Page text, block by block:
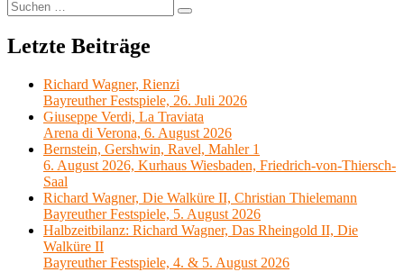
Suchen
nach:
Suchen
Letzte Beiträge
Richard Wagner, Rienzi
Bayreuther Festspiele, 26. Juli 2026
Giuseppe Verdi, La Traviata
Arena di Verona, 6. August 2026
Bernstein, Gershwin, Ravel, Mahler 1
6. August 2026, Kurhaus Wiesbaden, Friedrich-von-Thiersch-
Saal
Richard Wagner, Die Walküre II, Christian Thielemann
Bayreuther Festspiele, 5. August 2026
Halbzeitbilanz: Richard Wagner, Das Rheingold II, Die
Walküre II
Bayreuther Festspiele, 4. & 5. August 2026